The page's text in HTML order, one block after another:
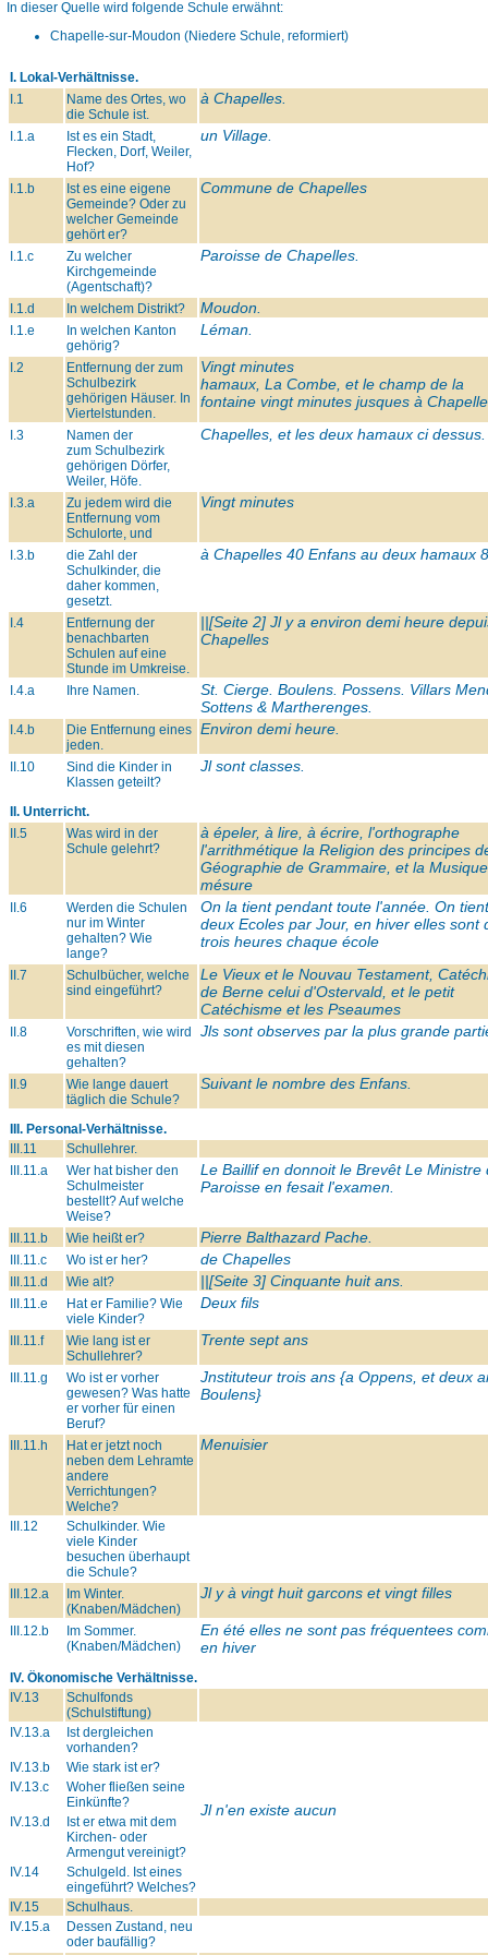
In dieser Quelle wird folgende Schule erwähnt:
Chapelle-sur-Moudon (Niedere Schule, reformiert)
I. Lokal-Verhältnisse.
I.1
Name des Ortes, wo
die Schule ist.
à Chapelles.
I.1.a
Ist es ein Stadt,
Flecken, Dorf, Weiler,
Hof?
un Village.
I.1.b
Ist es eine eigene
Gemeinde? Oder zu
welcher Gemeinde
gehört er?
Commune de Chapelles
I.1.c
Zu welcher
Kirchgemeinde
(Agentschaft)?
Paroisse de Chapelles.
I.1.d In welchem Distrikt? Moudon.
I.1.e
In welchen Kanton
gehörig?
Léman.
I.2
Entfernung der zum
Schulbezirk
gehörigen Häuser. In
Viertelstunden.
Vingt minutes
hamaux, La Combe, et le champ de la
fontaine vingt minutes jusques à
I.3
Namen der
zum Schulbezirk
gehörigen Dörfer,
Weiler, Höfe.
Chapelles, et les deux hamaux ci dessus.
I.3.a
Zu jedem wird die
Entfernung vom
Schulorte, und
Vingt minutes
I.3.b
die Zahl der
Schulkinder, die
daher kommen,
gesetzt.
à Chapelles 40 Enfans au deux hamaux
I.4
Entfernung der
benachbarten
Schulen auf eine
Stunde im Umkreise.
||[Seite 2] Jl y a environ demi heure
Chapelles
I.4.a Ihre Namen.
St. Cierge. Boulens. Possens. Villars
Sottens & Martherenges.
I.4.b
Die Entfernung eines
jeden.
Environ demi heure.
II.10
Sind die Kinder in
Klassen geteilt?
Jl sont classes.
II. Unterricht.
II.5
Was wird in der
Schule gelehrt?
à épeler, à lire, à écrire, l'orthographe
l'arrithmétique la Religion des principes
Géographie de Grammaire, et la
mésure
II.6
Werden die Schulen
nur im Winter
gehalten? Wie
lange?
On la tient pendant toute l'année. On tient
deux Ecoles par Jour, en hiver elles sont
trois heures chaque école
II.7
Schulbücher, welche
sind eingeführt?
Le Vieux et le Nouvau Testament,
de Berne celui d'Ostervald, et le petit
Catéchisme et les Pseaumes
II.8
Vorschriften, wie wird
es mit diesen
gehalten?
Jls sont observes par la plus grande
II.9
Wie lange dauert
täglich die Schule?
Suivant le nombre des Enfans.
III. Personal-Verhältnisse.
III.11
Schullehrer.
III.11.a
Wer hat bisher den
Schulmeister
bestellt? Auf welche
Weise?
Le Baillif en donnoit le Brevêt Le Ministre
Paroisse en fesait l'examen.
III.11.b Wie heißt er? Pierre Balthazard Pache.
III.11.c Wo ist er her? de Chapelles
III.11.d Wie alt? ||[Seite 3] Cinquante huit ans.
III.11.e
Hat er Familie? Wie
viele Kinder?
Deux fils
III.11.f
Wie lang ist er
Schullehrer?
Trente sept ans
III.11.g
Wo ist er vorher
gewesen? Was hatte
er vorher für einen
Beruf?
Jnstituteur trois ans {a Oppens, et deux
Boulens}
III.11.h
Hat er jetzt noch
neben dem Lehramte
andere
Verrichtungen?
Welche?
Menuisier
III.12
Schulkinder. Wie
viele Kinder
besuchen überhaupt
die Schule?
III.12.a
Im Winter.
(Knaben/Mädchen)
Jl y à vingt huit garcons et vingt filles
III.12.b
Im Sommer.
(Knaben/Mädchen)
En été elles ne sont pas fréquentees
en hiver
IV. Ökonomische Verhältnisse.
IV.13
Schulfonds
(Schulstiftung)
IV.13.a
Ist dergleichen
vorhanden?
Jl n'en existe aucun
IV.13.b
Wie stark ist er?
IV.13.c
Woher fließen seine
Einkünfte?
IV.13.d
Ist er etwa mit dem
Kirchen- oder
Armengut vereinigt?
IV.14
Schulgeld. Ist eines
eingeführt? Welches?
IV.15
Schulhaus.
IV.15.a
Dessen Zustand, neu
oder baufällig?